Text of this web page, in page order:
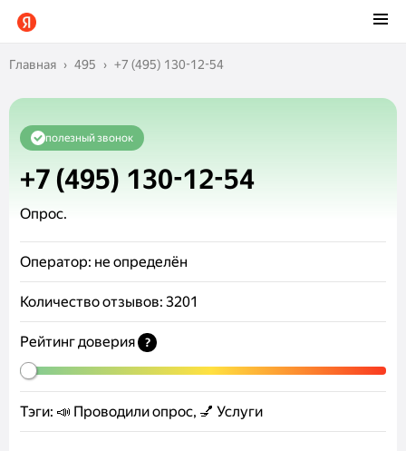
Главная 495 +7 (495) 130-12-54
полезный звонок
+7 (495) 130-12-54
Опрос.
Оператор: не определён
Количество отзывов: 3201
Рейтинг доверия ?
Тэги: 📣 Проводили опрос, 💅 Услуги